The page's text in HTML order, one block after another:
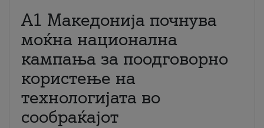
A1 Македонија почнува
моќна национална
кампања за поодговорно
користење на
технологијата во
сообраќајот